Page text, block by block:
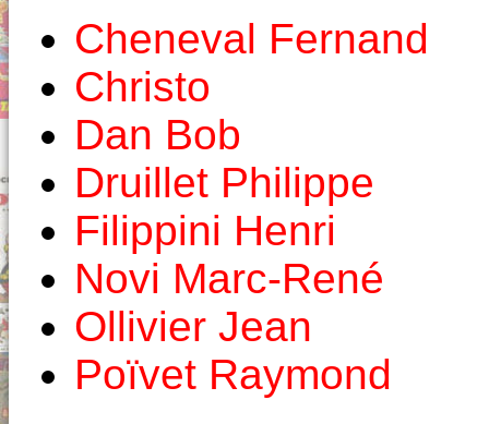
Cheneval Fernand
Christo
Dan Bob
Druillet Philippe
Filippini Henri
Novi Marc-René
Ollivier Jean
Poïvet Raymond